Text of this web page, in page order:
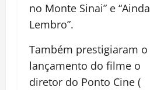
no Monte Sinai” e “Ainda
Lembro”.
Também prestigiaram o
lançamento do filme o
diretor do Ponto Cine (